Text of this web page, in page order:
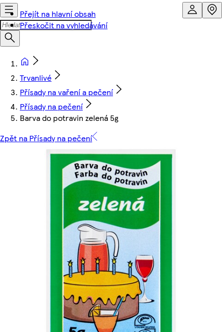
Přejít na hlavní obsah
Přeskočit na vyhledávání
Trvanlivé
Přísady na vaření a pečení
Přísady na pečení
Barva do potravin zelená 5g
Zpět na Přísady na pečení